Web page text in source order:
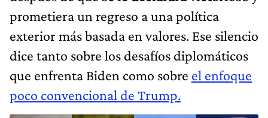
prometiera un regreso a una política
exterior más basada en valores. Ese silencio
dice tanto sobre los desafíos diplomáticos
que enfrenta Biden como sobre el enfoque
poco convencional de Trump.